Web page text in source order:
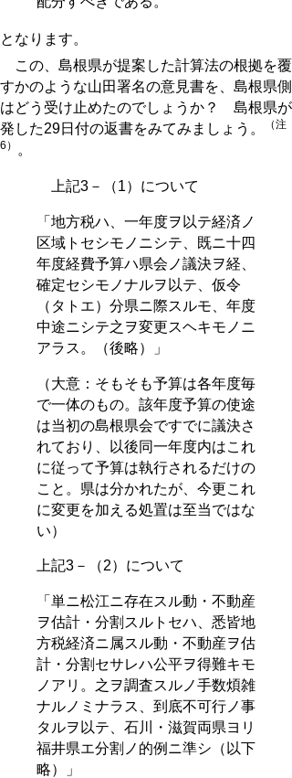
となります。
この、島根県が提案した計算法の根拠を覆
すかのような山田署名の意見書を、島根県側
はどう受け止めたのでしょうか？ 島根県が
発した29日付の返書をみてみましょう。
（注
6）
。
上記3－（1）について
「地方税ハ、一年度ヲ以テ経済ノ
区域トセシモノニシテ、既ニ十四
年度経費予算ハ県会ノ議決ヲ経、
確定セシモノナルヲ以テ、仮令
（タトエ）分県ニ際スルモ、年度
中途ニシテ之ヲ変更スヘキモノニ
アラス。（後略）」
（大意：そもそも予算は各年度毎
で一体のもの。該年度予算の使途
は当初の島根県会ですでに議決さ
れており、以後同一年度内はこれ
に従って予算は執行されるだけの
こと。県は分かれたが、今更これ
に変更を加える処置は至当ではな
い）
上記3－（2）について
「単ニ松江ニ存在スル動・不動産
ヲ估計・分割スルトセハ、悉皆地
方税経済ニ属スル動・不動産ヲ估
計・分割セサレハ公平ヲ得難キモ
ノアリ。之ヲ調査スルノ手数煩雑
ナルノミナラス、到底不可行ノ事
タルヲ以テ、石川・滋賀両県ヨリ
福井県エ分割ノ的例ニ準シ（以下
略）」